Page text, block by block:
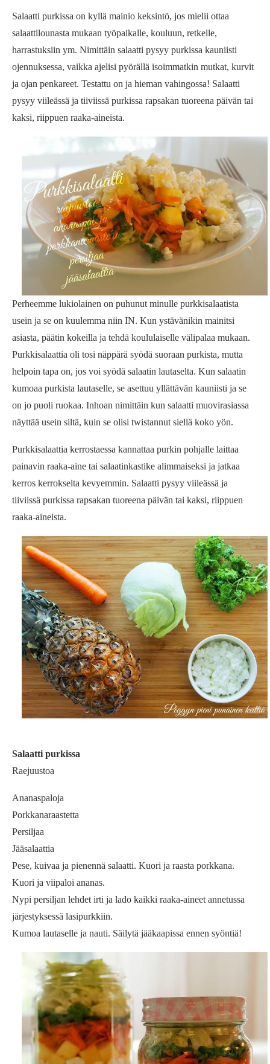
Salaatti purkissa on kyllä mainio keksintö, jos mielii ottaa
salaattilounasta mukaan työpaikalle, kouluun, retkelle,
harrastuksiin ym. Nimittäin salaatti pysyy purkissa kauniisti
ojennuksessa, vaikka ajelisi pyörällä isoimmatkin mutkat, kurvit
ja ojan penkareet. Testattu on ja hieman vahingossa! Salaatti
pysyy viileässä ja tiiviissä purkissa rapsakan tuoreena päivän tai
kaksi, riippuen raaka-aineista.
Perheemme lukiolainen on puhunut minulle purkkisalaatista
usein ja se on kuulemma niin IN. Kun ystävänikin mainitsi
asiasta, päätin kokeilla ja tehdä koululaiselle välipalaa mukaan.
Purkkisalaattia oli tosi näppärä syödä suoraan purkista, mutta
helpoin tapa on, jos voi syödä salaatin lautaselta. Kun salaatin
kumoaa purkista lautaselle, se asettuu yllättävän kauniisti ja se
on jo puoli ruokaa. Inhoan nimittäin kun salaatti muovirasiassa
näyttää usein siltä, kuin se olisi twistannut siellä koko yön.
Purkkisalaattia kerrostaessa kannattaa purkin pohjalle laittaa
painavin raaka-aine tai salaatinkastike alimmaiseksi ja jatkaa
kerros kerrokselta kevyemmin. Salaatti pysyy viileässä ja
tiiviissä purkissa rapsakan tuoreena päivän tai kaksi, riippuen
raaka-aineista.
Salaatti purkissa
Raejuustoa
Ananaspaloja
Porkkanaraastetta
Persiljaa
Jääsalaattia
Pese, kuivaa ja pienennä salaatti. Kuori ja raasta porkkana.
Kuori ja viipaloi ananas.
Nypi persiljan lehdet irti ja lado kaikki raaka-aineet annetussa
järjestyksessä lasipurkkiin.
Kumoa lautaselle ja nauti. Säilytä jääkaapissa ennen syöntiä!